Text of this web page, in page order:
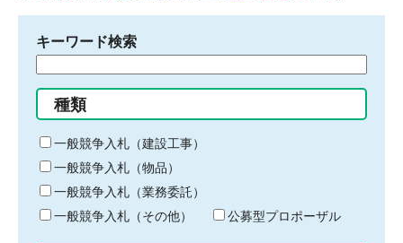
キーワード検索
る
キ
ー
ワ
ー
ド
種類
一般競争入札（建設工事）
一般競争入札（物品）
一般競争入札（業務委託）
一般競争入札（その他）
公募型プロポーザル